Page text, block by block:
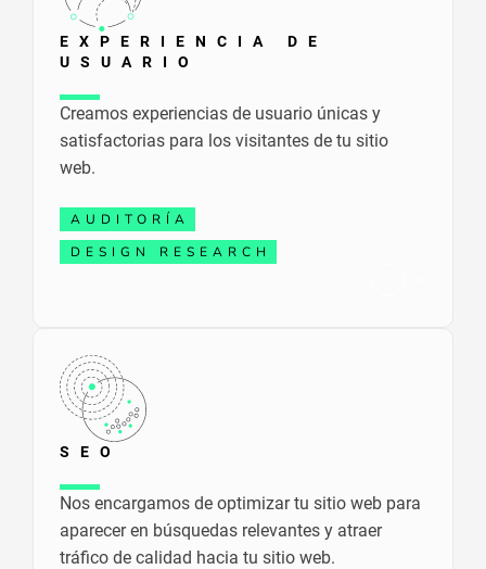
EXPERIENCIA DE
USUARIO
Creamos experiencias de usuario únicas y
satisfactorias para los visitantes de tu sitio
web.
AUDITORÍA
DESIGN RESEARCH
SEO
Nos encargamos de optimizar tu sitio web para
aparecer en búsquedas relevantes y atraer
tráfico de calidad hacia tu sitio web.